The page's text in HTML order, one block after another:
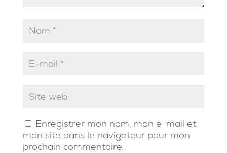
Enregistrer mon nom, mon e-mail et
mon site dans le navigateur pour mon
prochain commentaire.